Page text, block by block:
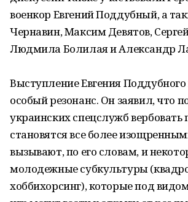
военкор Евгений Поддубный, а
Чернавин, Максим Девятов,
Людмила Болилая и Александр
Выступление Евгения Поддубного
особый резонанс. Он заявил, что
украинских спецслужб вербовать
становятся все более
вызывают, по его словам, и
молодежные субкультуры
хоббихорсинг), которые под